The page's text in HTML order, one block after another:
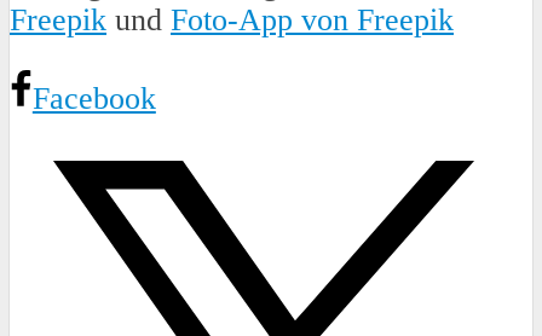
Freepik und Foto-App von Freepik
Facebook